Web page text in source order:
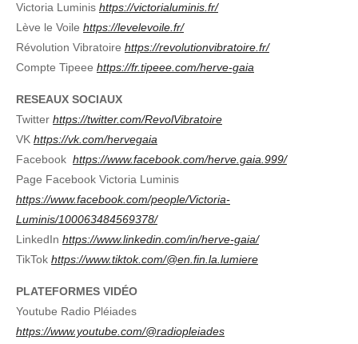
Victoria Luminis https://victorialuminis.fr/
Lève le Voile https://levelevoile.fr/
Révolution Vibratoire https://revolutionvibratoire.fr/
Compte Tipeee https://fr.tipeee.com/herve-gaia
RESEAUX SOCIAUX
Twitter https://twitter.com/RevolVibratoire
VK https://vk.com/hervegaia
Facebook https://www.facebook.com/herve.gaia.999/
Page Facebook Victoria Luminis
https://www.facebook.com/people/Victoria-
Luminis/100063484569378/
LinkedIn https://www.linkedin.com/in/herve-gaia/
TikTok https://www.tiktok.com/@en.fin.la.lumiere
PLATEFORMES VIDÉO
Youtube Radio Pléiades
https://www.youtube.com/@radiopleiades